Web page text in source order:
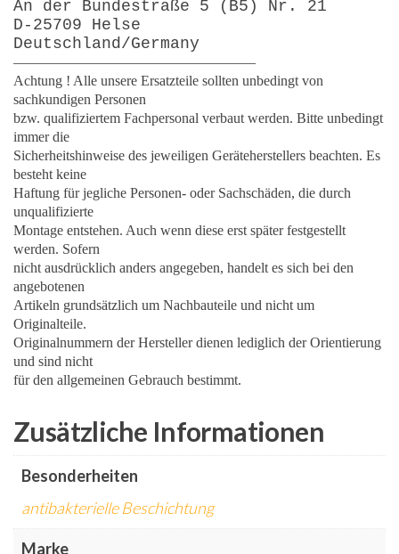
An der Bundestraße 5 (B5) Nr. 21
D-25709 Helse
Deutschland/Germany
—————————————————
Achtung ! Alle unsere Ersatzteile sollten unbedingt von
sachkundigen Personen
bzw. qualifiziertem Fachpersonal verbaut werden. Bitte unbedingt
immer die
Sicherheitshinweise des jeweiligen Geräteherstellers beachten. Es
besteht keine
Haftung für jegliche Personen- oder Sachschäden, die durch
unqualifizierte
Montage entstehen. Auch wenn diese erst später festgestellt
werden. Sofern
nicht ausdrücklich anders angegeben, handelt es sich bei den
angebotenen
Artikeln grundsätzlich um Nachbauteile und nicht um
Originalteile.
Originalnummern der Hersteller dienen lediglich der Orientierung
und sind nicht
für den allgemeinen Gebrauch bestimmt.
Zusätzliche Informationen
Besonderheiten
antibakterielle Beschichtung
Marke